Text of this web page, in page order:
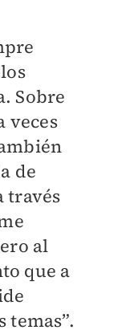
Sobre
veces
de
través
al
que a
temas”.